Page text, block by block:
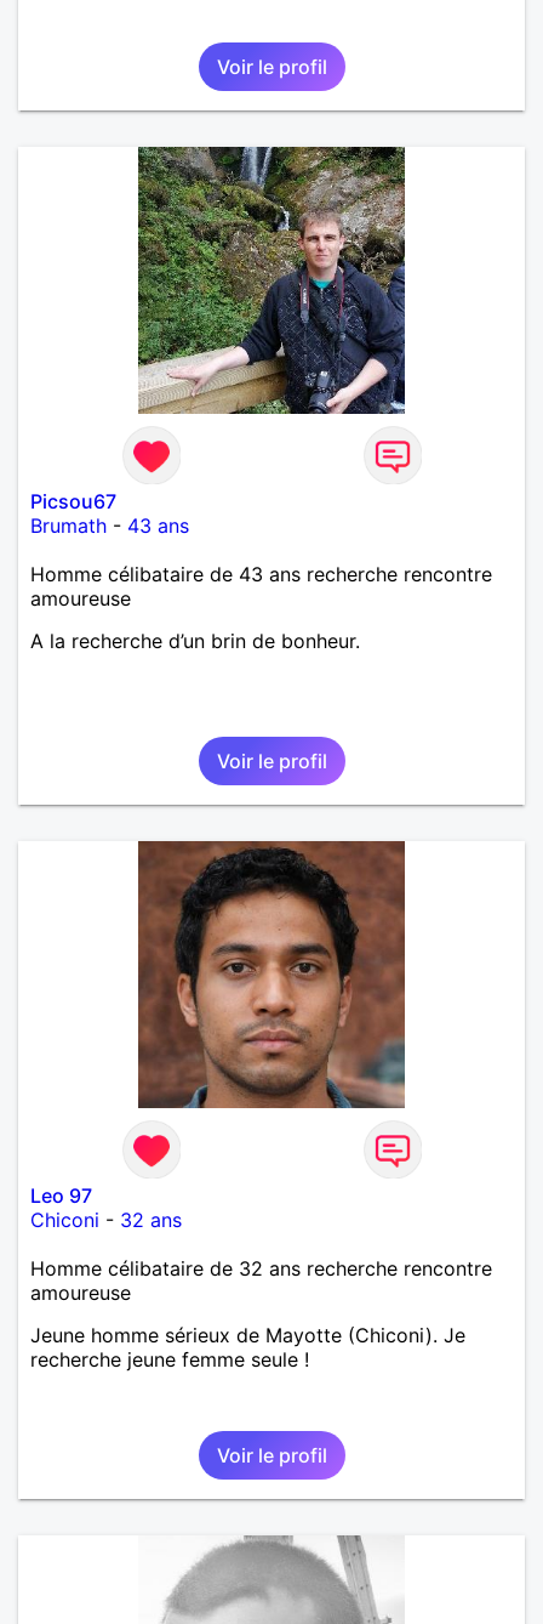
Voir le profil
Picsou67
Brumath - 43 ans
Homme célibataire de 43 ans recherche rencontre
amoureuse
A la recherche d’un brin de bonheur.
Voir le profil
Leo 97
Chiconi - 32 ans
Homme célibataire de 32 ans recherche rencontre
amoureuse
Jeune homme sérieux de Mayotte (Chiconi). Je
recherche jeune femme seule !
Voir le profil